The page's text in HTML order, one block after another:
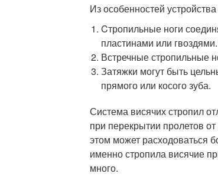
Из особенностей
Cтропильные ноги
пластинами или
Встречные стропильные
Затяжки могут быть
прямого или косого зуба.
Система висячих стропил
при перекрытии пролетов
этом может расходоваться
именно стропила висячие
много.